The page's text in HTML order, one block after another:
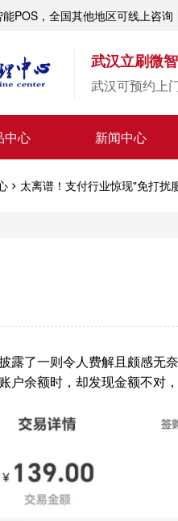
POS，全国其他地区可线上咨
武汉立刷微
武汉可预约上
中心 新闻中心
太离谱！支付行业惊现"免打扰
露了一则令人费解且颇感无
户余额时，却发现金额不对